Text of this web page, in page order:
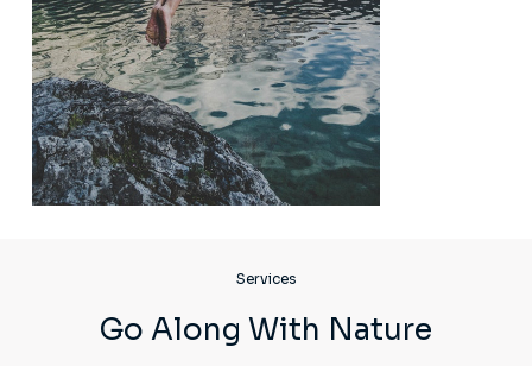
Services
Go Along With Nature